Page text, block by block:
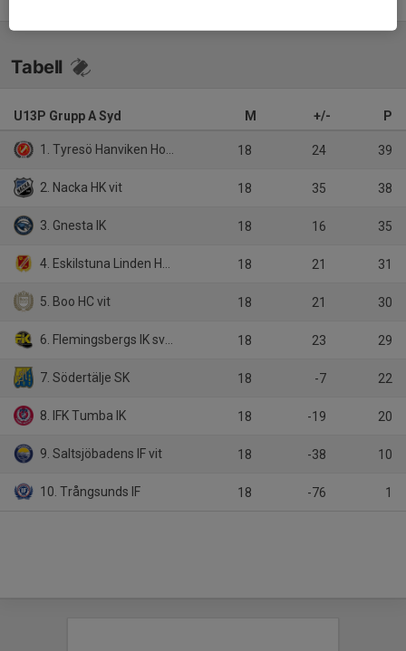
Tabell
U13P Grupp A Syd M +/- P
1. Tyresö Hanviken Hockey röd 18 24 39
2. Nacka HK vit 18 35 38
3. Gnesta IK 18 16 35
4. Eskilstuna Linden Hockey 18 21 31
5. Boo HC vit 18 21 30
6. Flemingsbergs IK svart 18 23 29
7. Södertälje SK 18 -7 22
8. IFK Tumba IK 18 -19 20
9. Saltsjöbadens IF vit 18 -38 10
10. Trångsunds IF 18 -76 1